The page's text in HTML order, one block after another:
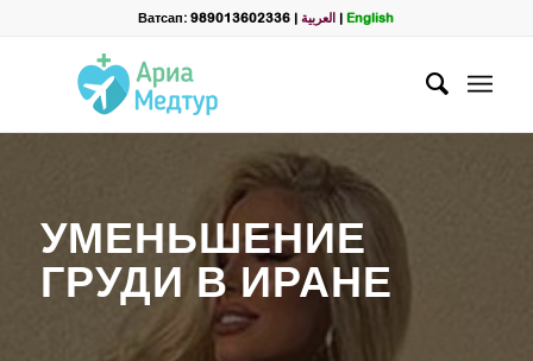
Ватсап: 989013602336 |العربية |English
УМЕНЬШЕНИЕ
ГРУДИ В ИРАНЕ
Email